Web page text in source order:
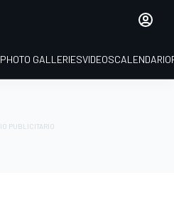
PHOTO GALLERIESVIDEOSCALENDARIO